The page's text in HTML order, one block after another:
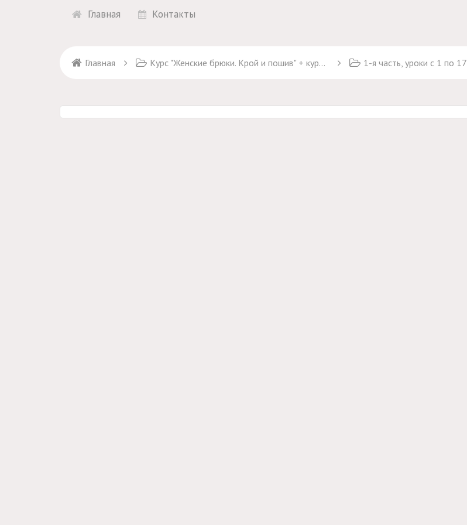
Главная Контакты
Главная Курс "Женские брюки. Крой и пошив" + курс "Брюки Марлен" 1-я часть, уроки с 1 по 17